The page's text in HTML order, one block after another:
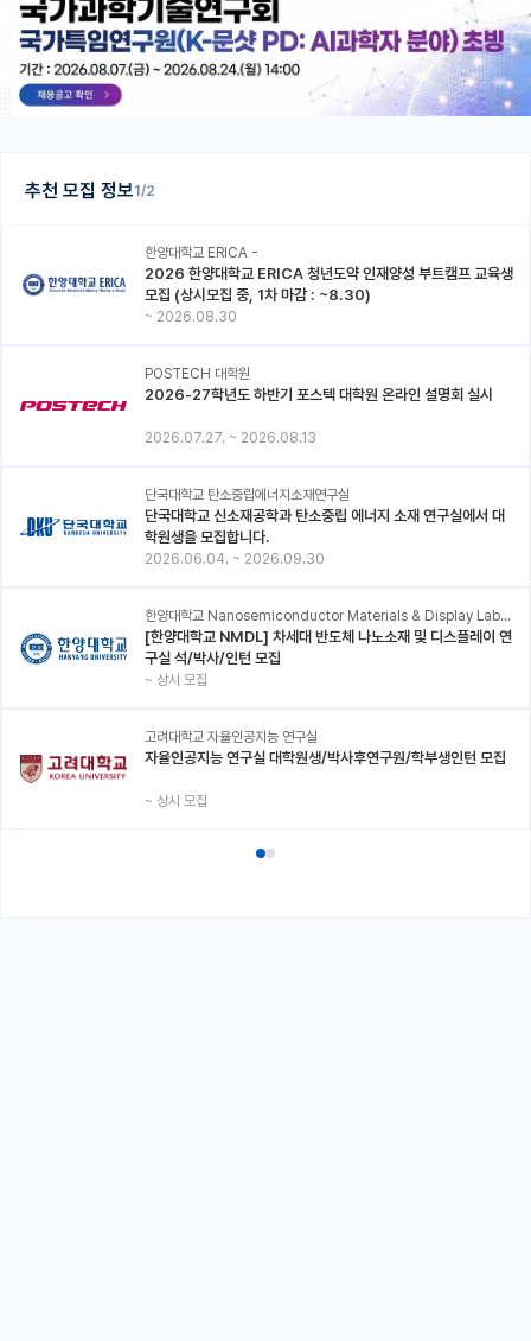
추천 모집 정보1/2
한양대학교 ERICA -
2026 한양대학교 ERICA 청년도약 인재양성 부트캠프 교육생
모집 (상시모집 중, 1차 마감 : ~8.30)
~ 2026.08.30
POSTECH 대학원
2026-27학년도 하반기 포스텍 대학원 온라인 설명회 실시
2026.07.27. ~ 2026.08.13
단국대학교 탄소중립에너지소재연구실
단국대학교 신소재공학과 탄소중립 에너지 소재 연구실에서 대
학원생을 모집합니다.
2026.06.04. ~ 2026.09.30
한양대학교 Nanosemiconductor Materials & Display Laboratory
[한양대학교 NMDL] 차세대 반도체 나노소재 및 디스플레이 연
구실 석/박사/인턴 모집
~ 상시 모집
고려대학교 자율인공지능 연구실
자율인공지능 연구실 대학원생/박사후연구원/학부생인턴 모집
~ 상시 모집